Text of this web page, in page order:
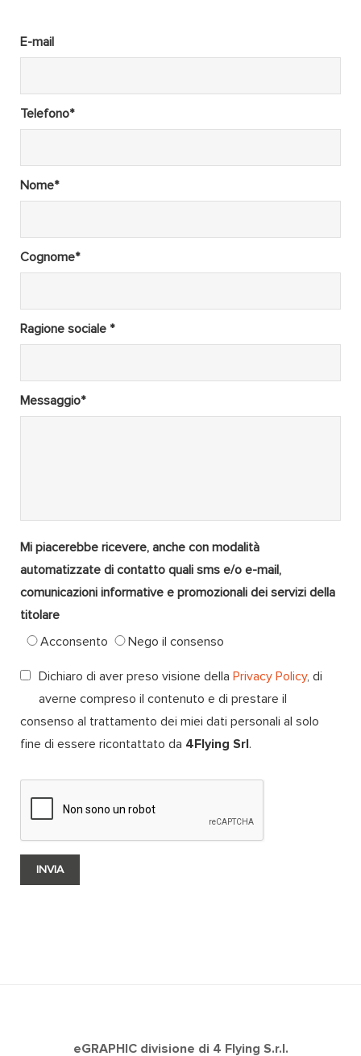
E-mail
Telefono*
Nome*
Cognome*
Ragione sociale *
Messaggio*
Mi piacerebbe ricevere, anche con modalità
automatizzate di contatto quali sms e/o e-mail,
comunicazioni informative e promozionali dei servizi della
titolare
Acconsento Nego il consenso
Dichiaro di aver preso visione della Privacy Policy, di
averne compreso il contenuto e di prestare il
consenso al trattamento dei miei dati personali al solo
fine di essere ricontattato da 4Flying Srl .
eGRAPHIC divisione di 4 Flying S.r.l.